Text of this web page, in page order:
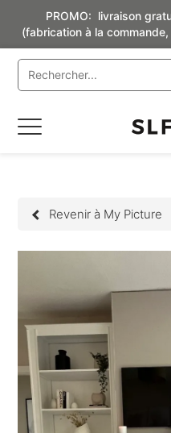
PROMO: livraison
(fabrication à la
Basculer
Revenir à My Picture